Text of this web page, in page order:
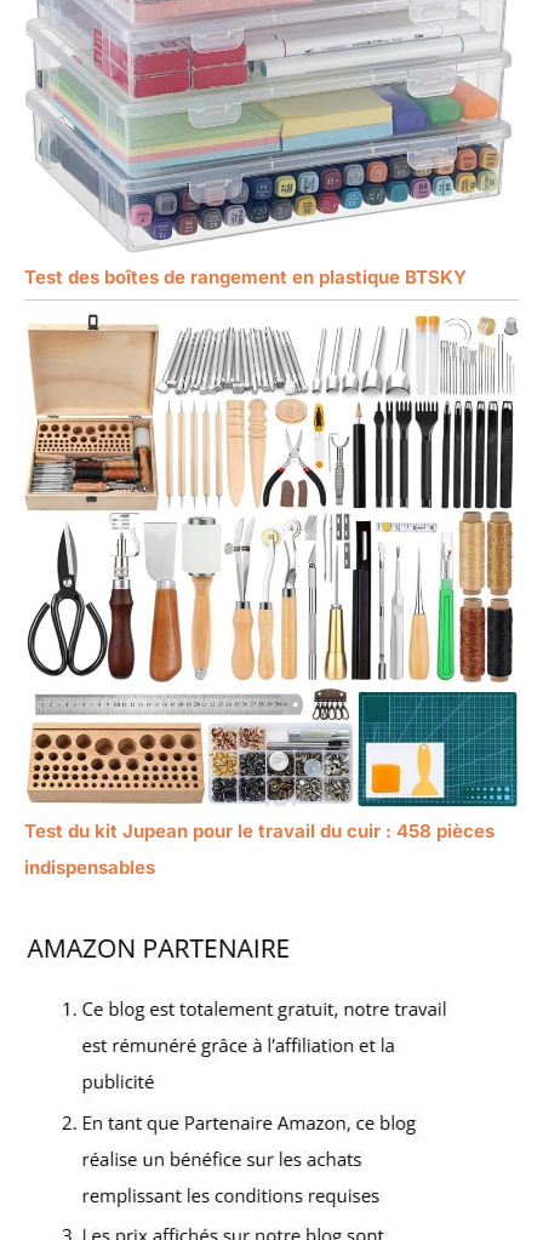
Test des boîtes de rangement en plastique BTSKY
Test du kit Jupean pour le travail du cuir : 458 pièces
indispensables